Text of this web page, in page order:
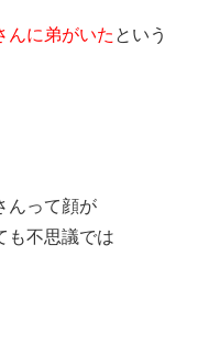
んに弟がいたという
んって顔が
も不思議では